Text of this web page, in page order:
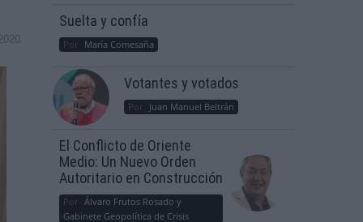
Suelta y confía
Por María Comesaña
Votantes y votados
Por Juan Manuel Beltrán
El Conflicto de Oriente
Medio: Un Nuevo Orden
Autoritario en Construcción
Por Álvaro Frutos Rosado y
Gabinete Geopolítica de Crisis